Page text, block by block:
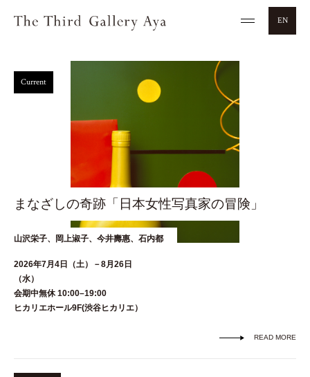
EN
まなざしの奇跡「日本女性写真家の冒険」
山沢栄子、岡上淑子、今井壽惠、石内都
Current
2026年7月4日（土）－8月26日
（水
会期中無休 10:00–19:00
ヒカリエホール9F(渋谷ヒカリエ）
READ MORE